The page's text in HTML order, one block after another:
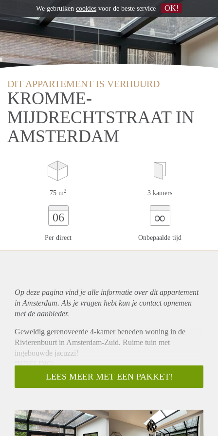
DIT APPARTEMENT IS VERHUURD
KROMME-
MIJDRECHTSTRAAT IN
AMSTERDAM
75 m2 3 kamers
06
Per direct
∞
Onbepaalde tijd
Op deze pagina vind je alle informatie over ditappartement
in Amsterdam. Als je vragen hebt kun je contact opnemen
met de aanbieder.
Geweldig gerenoveerde 4-kamer beneden woning in de
Rivierenbuurt in Amsterdam-Zuid. Ruime tuin met
ingebouwde jacuzzi!
INDELING:
Entree op straat niveau, ruime lange hal. Open keuken
voorzien van diverse inbouw apparatuur, zoals o.a.
openslaande dubbele deuren naar de ruime tuin met
ingebouwde jacuzzi.
LEES MEER MET EEN PAKKET!
We gebruiken cookies voor de beste service OK!